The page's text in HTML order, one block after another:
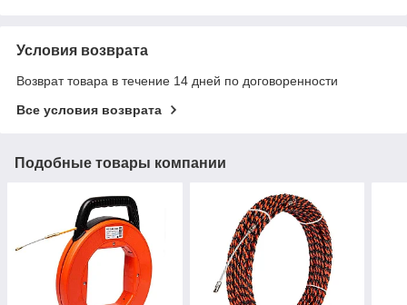
Условия возврата
Возврат товара в течение 14 дней по договоренности
Все условия возврата
Подобные товары компании